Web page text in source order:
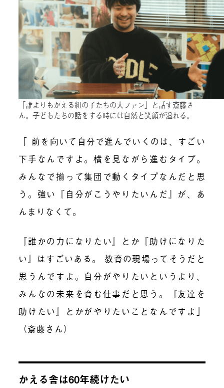
「誰よりもかえる組の子たちの大ファン」と話す斎藤さ
ん。子どもたちの話をする時には自然と笑顔が溢れる。
「 前を向いて自分で進んでいくのは、すごい
下手なんですよ。横を見ながら進むタイプ。
みんなで揃って集団で動くタイプなんだと思
う。強い『自分がこうやりたいんだ』が、あ
んまりなくて。
『誰かの力になりたい』とか『助けになりた
い』はすごいある。 教育の現場ってそうだと
思うんですよ。自分がやりたいというより、
みんなの未来を育む仕事だと思う。『友達を
助けたい』とかがやりたいことなんですよ」
（斎藤さん）
かえる舎は60年続けたい